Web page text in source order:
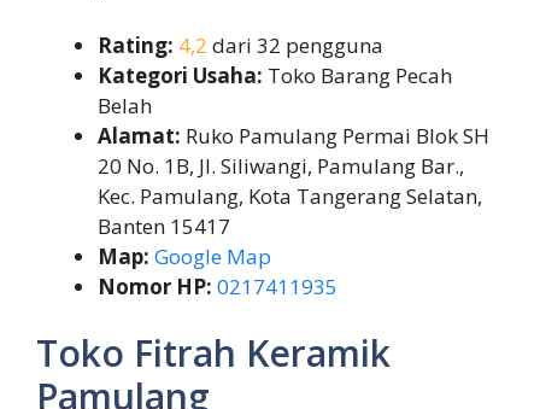
Rating: 4,2 dari 32 pengguna
Kategori Usaha: Toko Barang Pecah
Belah
Alamat: Ruko Pamulang Permai Blok SH
20 No. 1B, Jl. Siliwangi, Pamulang Bar.,
Kec. Pamulang, Kota Tangerang Selatan,
Banten 15417
Map: Google Map
Nomor HP: 0217411935
Toko Fitrah Keramik
Pamulang